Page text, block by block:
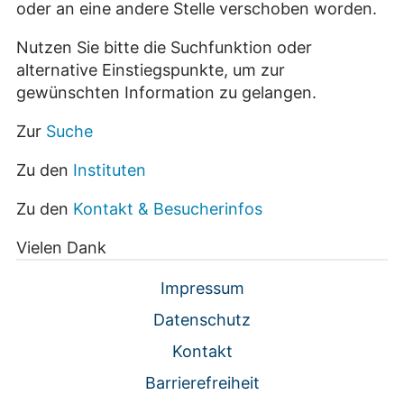
oder an eine andere Stelle verschoben worden.
Nutzen Sie bitte die Suchfunktion oder
alternative Einstiegspunkte, um zur
gewünschten Information zu gelangen.
Zur Suche
Zu den Instituten
Zu den Kontakt & Besucherinfos
Vielen Dank
Impressum
Datenschutz
Kontakt
Barrierefreiheit